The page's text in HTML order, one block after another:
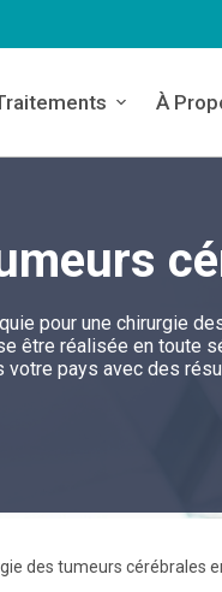
À
pour une chirurgie
être réalisée en toute
votre pays avec des
des tumeurs cérébrales